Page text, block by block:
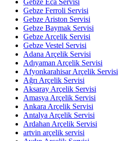
Gebze Eca Servisi
Gebze Ferroli Servisi
Gebze Ariston Servisi
Gebze Baymak Servisi
Gebze Arçelik Servisi
Gebze Vestel Servisi
Adana Arçelik Servisi
Adıyaman Arçelik Servisi
Afyonkarahisar Arçelik Servisi
Ağrı Arçelik Servisi
Aksaray Arçelik Servisi
Amasya Arçelik Servisi
Ankara Arçelik Servisi
Antalya Arçelik Servisi
Ardahan Arçelik Servisi
artvin arçelik servisi